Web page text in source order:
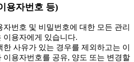
용자번호 등)
번호 및 비밀번호에 대한 모든 관리
이용자에게 있습니다.
사유가 있는 경우를 제외하고는 이
이용자번호를 공유, 양도 또는 변경할